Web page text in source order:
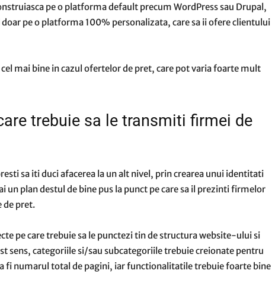
presa
pe o platforma default precum WordPress sau Drupal,
pe o platforma 100% personalizata, care sa ii ofere clientului
mai bine in cazul ofertelor de pret, care pot varia foarte mult
trebuie sa le transmiti firmei de
sa iti duci afacerea la un alt nivel, prin crearea unui identitati
un plan destul de bine pus la punct pe care sa il prezinti firmelor
de pret.
pe care trebuie sa le punctezi tin de structura website-ului si
sens, categoriile si/sau subcategoriile trebuie creionate pentru
fi numarul total de pagini, iar functionalitatile trebuie foarte bine